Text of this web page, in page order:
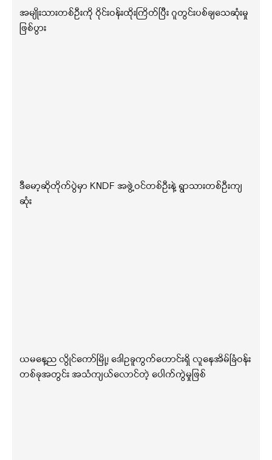
အမျိုးသားတစ်ဦးကို ဝိုင်းဝန်းထိုးကြိတ်ပြီး ဂူတွင်းပစ်ချသေဆုံးမှု
ဖြစ်ပွား
ဒီမော့ဆိုတိုက်ပွဲမှာ KNDF အဖွဲ့ဝင်တစ်ဦးနဲ့ ရွာသားတစ်ဦးကျ
ဆုံး
ယမနေ့ည လွိုင်ကော်မြို့၊ ဒေါဥခူကွက်ဟောင်းရှိ လူနေအိမ်ခြံဝန်း
တစ်ခုအတွင်း အသံကျယ်လောင်တဲ့ ပေါက်ကွဲမှုဖြစ်